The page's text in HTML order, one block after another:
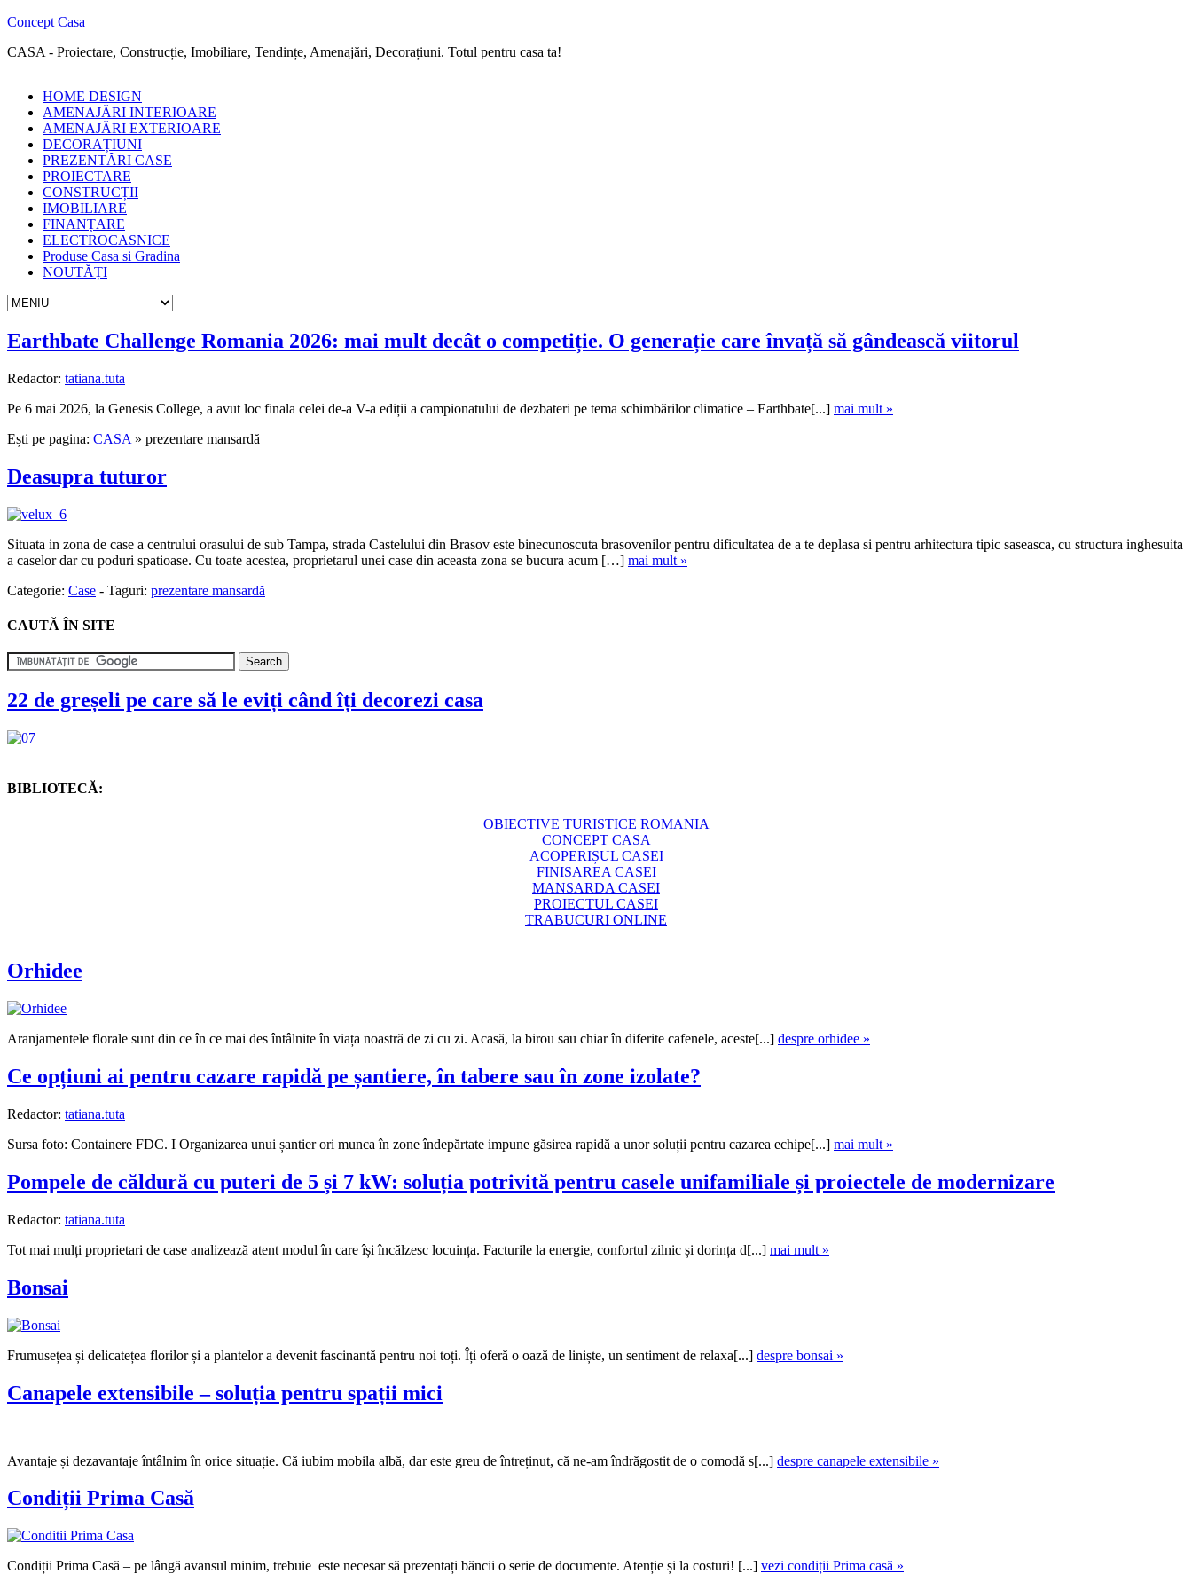
Concept Casa
CASA - Proiectare, Construcție, Imobiliare, Tendințe, Amenajări, Decorațiuni. Totul pentru casa ta!
HOME DESIGN
AMENAJĂRI INTERIOARE
AMENAJĂRI EXTERIOARE
DECORAȚIUNI
PREZENTĂRI CASE
PROIECTARE
CONSTRUCȚII
IMOBILIARE
FINANȚARE
ELECTROCASNICE
Produse Casa si Gradina
NOUTĂȚI
Earthbate Challenge Romania 2026: mai mult decât o competiție. O generație care învață să gândească viitorul
Redactor: tatiana.tuta
Pe 6 mai 2026, la Genesis College, a avut loc finala celei de-a V-a ediții a campionatului de dezbateri pe tema schimbărilor climatice – Earthbate[...] mai mult »
Ești pe pagina: CASA » prezentare mansardă
Deasupra tuturor
Situata in zona de case a centrului orasului de sub Tampa, strada Castelului din Brasov este binecunoscuta brasovenilor pentru dificultatea de a te deplasa si pentru arhitectura tipic saseasca, cu structura inghesuita
a caselor dar cu poduri spatioase. Cu toate acestea, proprietarul unei case din aceasta zona se bucura acum […] mai mult »
Categorie: Case - Taguri: prezentare mansardă
CAUTĂ ÎN SITE
22 de greșeli pe care să le eviți când îți decorezi casa
BIBLIOTECĂ:
OBIECTIVE TURISTICE ROMANIA
CONCEPT CASA
ACOPERIȘUL CASEI
FINISAREA CASEI
MANSARDA CASEI
PROIECTUL CASEI
TRABUCURI ONLINE
Orhidee
Aranjamentele florale sunt din ce în ce mai des întâlnite în viața noastră de zi cu zi. Acasă, la birou sau chiar în diferite cafenele, aceste[...] despre orhidee »
Ce opțiuni ai pentru cazare rapidă pe șantiere, în tabere sau în zone izolate?
Redactor: tatiana.tuta
Sursa foto: Containere FDC. I Organizarea unui șantier ori munca în zone îndepărtate impune găsirea rapidă a unor soluții pentru cazarea echipe[...] mai mult »
Pompele de căldură cu puteri de 5 și 7 kW: soluția potrivită pentru casele unifamiliale și proiectele de modernizare
Redactor: tatiana.tuta
Tot mai mulți proprietari de case analizează atent modul în care își încălzesc locuința. Facturile la energie, confortul zilnic și dorința d[...] mai mult »
Bonsai
Frumusețea și delicatețea florilor și a plantelor a devenit fascinantă pentru noi toți. Îți oferă o oază de liniște, un sentiment de relaxa[...] despre bonsai »
Canapele extensibile – soluția pentru spații mici
Avantaje și dezavantaje întâlnim în orice situație. Că iubim mobila albă, dar este greu de întreținut, că ne-am îndrăgostit de o comodă s[...] despre canapele extensibile »
Condiții Prima Casă
Condiții Prima Casă – pe lângă avansul minim, trebuie este necesar să prezentați băncii o serie de documente. Atenție și la costuri! [...] vezi condiții Prima casă »